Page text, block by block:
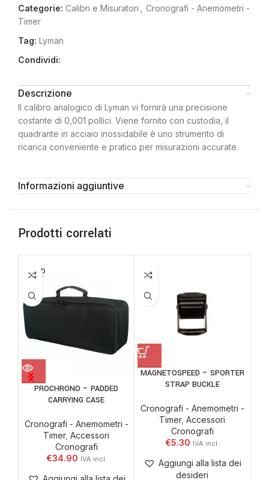
Categorie: Calibri e Misuratori
Cronografi - Anemometri -
Timer
Tag: Lyman
Condividi:
Descrizione
Il calibro analogico di Lyman vi fornirà una precisione
costante di 0,001 pollici. Viene fornito con custodia, il
quadrante in acciaio inossidabile è uno strumento di
ricarica conveniente e pratico per misurazioni accurate.
Informazioni aggiuntive
Prodotti correlati
SOLD
OUT
PROCHRONO – PADDED
CARRYING CASE
Cronografi - Anemometri -
Timer, Accessori
Cronografi
€34.90
MAGNETOSPEED – SPORTER
STRAP BUCKLE
Cronografi - Anemometri -
Timer, Accessori
Cronografi
€5.30
Aggiungi alla lista dei
desideri